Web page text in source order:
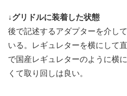
↓グリドルに装着した状態
後で記述するアダプターを介し
いる。レギュレターを横にして
で国産レギュレターのように横
くて取り回しは良い。